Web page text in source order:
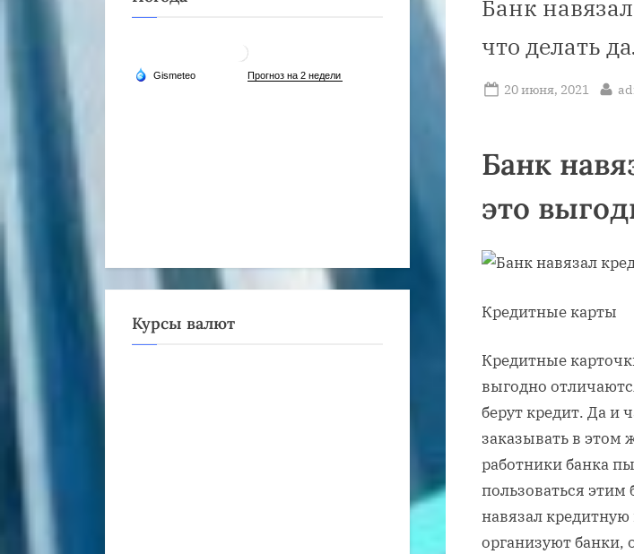
Банк
что делать
Posted
20 июня, 2021 By
Банк
это
Кредитные карты
Кредитные
выгодно
берут кредит. Да и
заказывать в этом
работники банка
пользоваться этим
навязал
организуют банки,
Курсы валют